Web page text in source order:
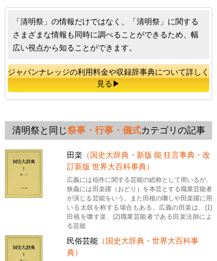
「清明祭」の情報だけではなく、「清明祭」に関する
さまざまな情報も同時に調べることができるため、幅
広い視点から知ることができます。
ジャパンナレッジの利用料金や収録辞事典について詳しく
見る▶
清明祭と同じ祭事・行事・儀式カテゴリの記事
田楽 （国史大辞典・新版 能 狂言事典・改
訂新版 世界大百科事典）
広義には稲作に関する芸能の総称として用いるが、
狭義には田楽躍（おどり）を本芸とする職業芸能者
が演じる芸能をいう。また田植の囃しや田楽躍に用
いる太鼓を称する場合もある。広義の田楽は、(1)
田植を囃す楽、(2)職業芸能者である田楽法師によ
る芸能
民俗芸能 （国史大辞典・世界大百科事
典）